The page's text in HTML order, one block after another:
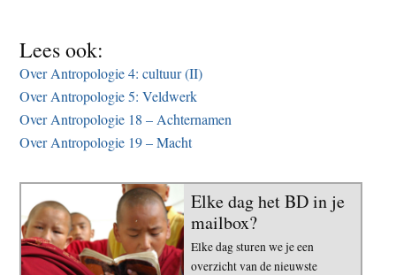
Lees ook:
Over Antropologie 4: cultuur (II)
Over Antropologie 5: Veldwerk
Over Antropologie 18 – Achternamen
Over Antropologie 19 – Macht
Elke dag het BD in je
mailbox?
Elke dag sturen we je een
overzicht van de nieuwste